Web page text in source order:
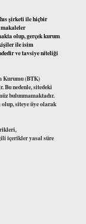
şirketi ile hiçbir
makaleler
olup, gerçek kurum
ile isim
ve tavsiye niteliği
Kurumu (BTK)
Bu nedenle, sitedeki
bulunmamaktadır.
siteye üye olarak
içerikler yasal süre